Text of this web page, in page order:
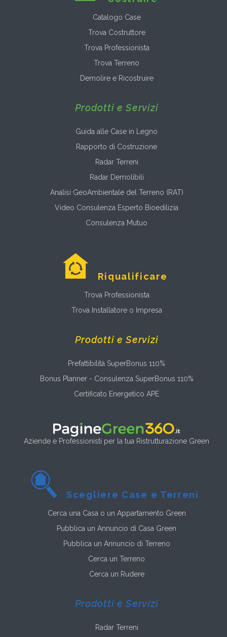
Catalogo Case
Trova Costruttore
Trova Professionista
Trova Terreno
Demolire e Ricostruire
Prodotti e Servizi
Guida alle Case in Legno
Rapporto di Costruzione
Radar Terreni
Radar Demolibili
Analisi GeoAmbientale del Terreno (RAT)
Video Consulenza Esperto Bioedilizia
Consulenza Mutuo
Riqualificare
Trova Professionista
Trova Installatore o Impresa
Prodotti e Servizi
Prefattibilità SuperBonus 110%
Bonus Planner - Consulenza SuperBonus 110%
Certificato Energetico APE
Aziende e Professionisti per la tua Ristrutturazione Green
Scegliere Case e Terreni
Cerca una Casa o un Appartamento Green
Pubblica un Annuncio di Casa Green
Pubblica un Annuncio di Terreno
Cerca un Terreno
Cerca un Rudere
Prodotti e Servizi
Radar Terreni